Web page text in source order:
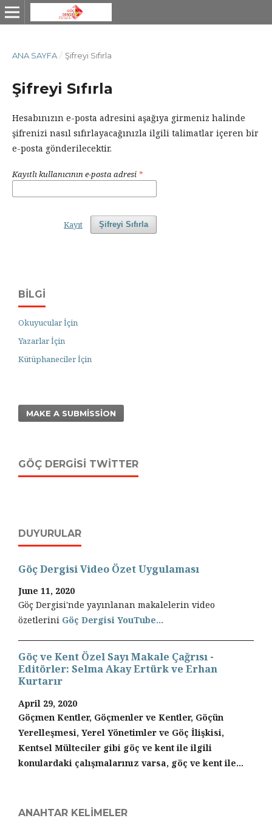
ANA SAYFA / Şifreyi Sıfırla
Şifreyi Sıfırla
Hesabınızın e-posta adresini aşağıya girmeniz halinde
şifrenizi nasıl sıfırlayacağınızla ilgili talimatlar içeren bir
e-posta gönderilecektir.
Kayıtlı kullanıcının e-posta adresi *
Şifreyi Sıfırla
Kayıt
BILGI
Okuyucular İçin
Yazarlar İçin
Kütüphaneciler İçin
MAKE A SUBMISSION
GÖÇ DERGISI TWITTER
DUYURULAR
Göç Dergisi Video Özet Uygulaması
June 11, 2020
Göç Dergisi'nde yayınlanan makalelerin video
özetlerini Göç Dergisi YouTube...
Göç ve Kent Özel Sayı Makale Çağrısı -
Editörler: Selma Akay Ertürk ve Erhan
Kurtarır
April 29, 2020
Göçmen Kentler, Göçmenler ve Kentler, Göçün
Yerelleşmesi, Yerel Yönetimler ve Göç İlişkisi,
Kentsel Mülteciler gibi göç ve kent ile ilgili
konulardaki çalışmalarınız varsa, göç ve kent ile...
ANAHTAR KELIMELER